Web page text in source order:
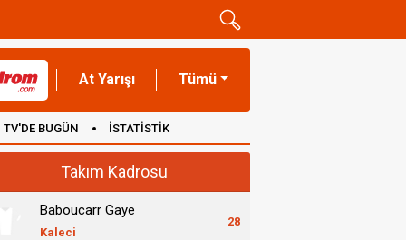
At Yarışı Tümü
TV'DE BUGÜN İSTATİSTİK
Takım Kadrosu
Baboucarr Gaye
Kaleci
28